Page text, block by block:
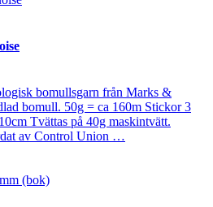
bomullsgarn från Marks &
bomull. 50g = ca 160m Stickor 3
Tvättas på 40g maskintvätt.
av Control Union …